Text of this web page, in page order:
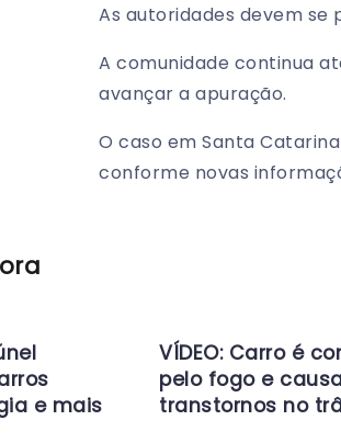
As autoridades devem se
A comunidade continua
avançar a apuração.
O caso em Santa
conforme novas
e mais
VÍDEO: Carro é
pelo fogo e
transtornos no